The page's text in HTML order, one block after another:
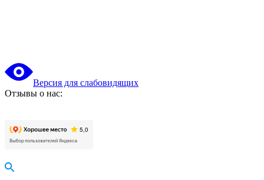
Версия для слабовидящих
Отзывы о нас: